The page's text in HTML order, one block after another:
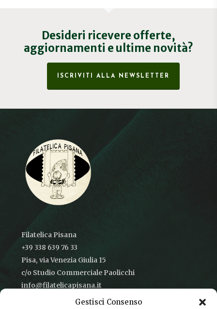
Gestisci Consenso
Desideri ricevere offerte,
aggiornamenti e ultime novità?
ISCRIVITI ALLA NEWSLETTER
Filatelica Pisana
+39 338 639 76 33
Pisa, via Venezia Giulia 15
c/o Studio Commerciale Paolicchi
info@filatelicapisana.it